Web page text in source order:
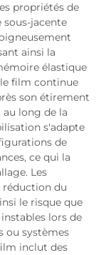
propriétés de
jacente
ainsi la
élastique
film continue
son étirement
long de la
s'adapte
de
ce qui la
Les
réduction du
le risque que
lors de
ou systèmes
inclut des